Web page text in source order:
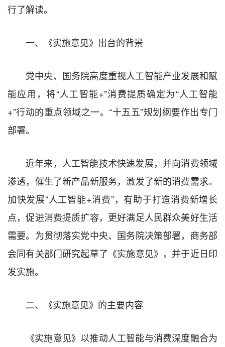
行了解读。
一、《实施意见》出台的背景
党中央、国务院高度重视人工智能产业发展和赋
能应用，将“人工智能+”消费提质确定为“人工智能
+”行动的重点领域之一。“十五五”规划纲要作出专门
部署。
近年来，人工智能技术快速发展，并向消费领域
渗透，催生了新产品新服务，激发了新的消费需求。
加快发展“人工智能+消费”，有助于打造消费新增长
点，促进消费提质扩容，更好满足人民群众美好生活
需要。为贯彻落实党中央、国务院决策部署，商务部
会同有关部门研究起草了《实施意见》，并于近日印
发实施。
二、《实施意见》的主要内容
《实施意见》以推动人工智能与消费深度融合为